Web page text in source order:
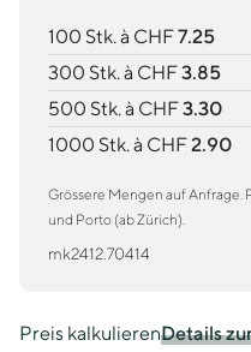
100 Stk. à CHF7.25
300 Stk. à CHF3.85
500 Stk. à CHF3.30
1000 Stk. à CHF2.90
Grössere Mengen auf Anfrage.
und Porto (ab Zürich).
mk2412.70414
Preis kalkulierenDetails